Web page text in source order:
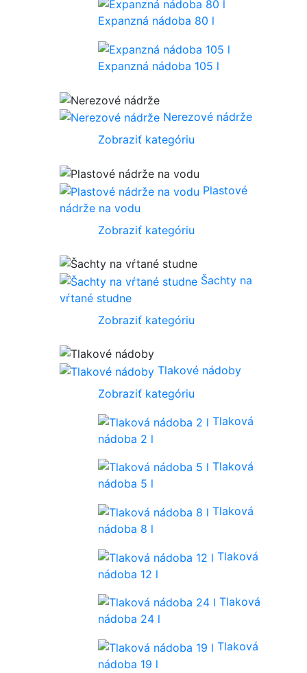
Expanzná nádoba 80 l
Expanzná nádoba 105 l
Nerezové nádrže
Zobraziť kategóriu
Plastové
nádrže na vodu
Zobraziť kategóriu
Šachty na
vŕtané studne
Zobraziť kategóriu
Tlakové nádoby
Zobraziť kategóriu
Tlaková
nádoba 2 l
Tlaková
nádoba 5 l
Tlaková
nádoba 8 l
Tlaková
nádoba 12 l
Tlaková
nádoba 24 l
Tlaková
nádoba 19 l